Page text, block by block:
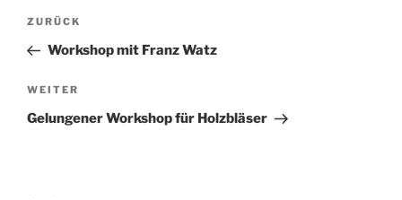
Beitragsnavigation
Vorheriger
Beitrag
ZURÜCK
Workshop mit Franz Watz
Nächster
Beitrag
WEITER
Gelungener Workshop für Holzbläser